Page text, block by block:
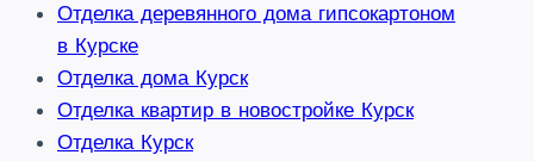
Отделка деревянного дома гипсокартоном
в Курске
Отделка дома Курск
Отделка квартир в новостройке Курск
Отделка Курск